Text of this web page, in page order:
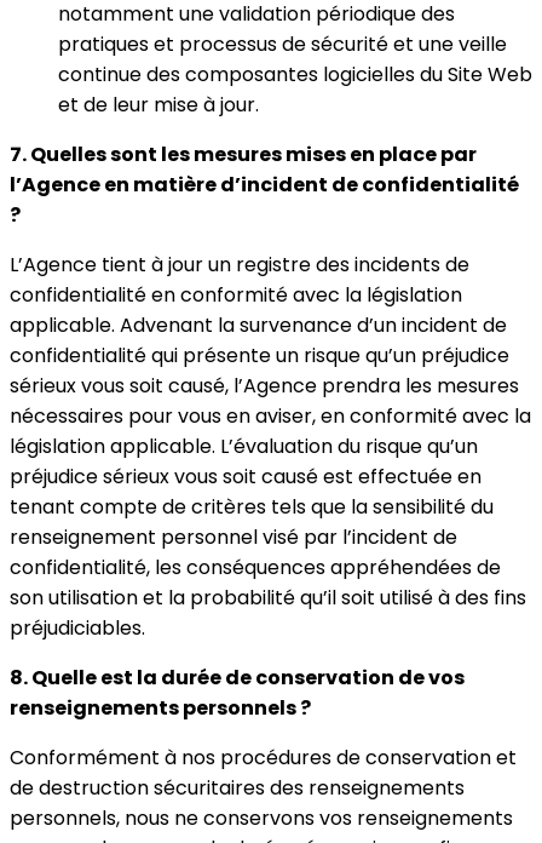
notamment une validation périodique des
pratiques et processus de sécurité et une veille
continue des composantes logicielles du Site Web
et de leur mise à jour.
7. Quelles sont les mesures mises en place par
l’Agence en matière d’incident de confidentialité
?
L’Agence tient à jour un registre des incidents de
confidentialité en conformité avec la législation
applicable. Advenant la survenance d’un incident de
confidentialité qui présente un risque qu’un préjudice
sérieux vous soit causé, l’Agence prendra les mesures
nécessaires pour vous en aviser, en conformité avec la
législation applicable. L’évaluation du risque qu’un
préjudice sérieux vous soit causé est effectuée en
tenant compte de critères tels que la sensibilité du
renseignement personnel visé par l’incident de
confidentialité, les conséquences appréhendées de
son utilisation et la probabilité qu’il soit utilisé à des fins
préjudiciables.
8. Quelle est la durée de conservation de vos
renseignements personnels ?
Conformément à nos procédures de conservation et
de destruction sécuritaires des renseignements
personnels, nous ne conservons vos renseignements